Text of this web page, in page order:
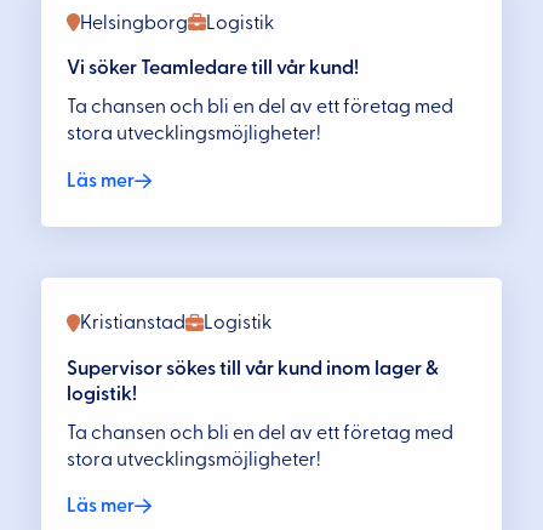
Logistik
Helsingborg
Vi söker Teamledare till vår kund!
Ta chansen och bli en del av ett företag med
stora utvecklingsmöjligheter!
Läs mer
Logistik
Kristianstad
Supervisor sökes till vår kund inom lager &
logistik!
Ta chansen och bli en del av ett företag med
stora utvecklingsmöjligheter!
Läs mer